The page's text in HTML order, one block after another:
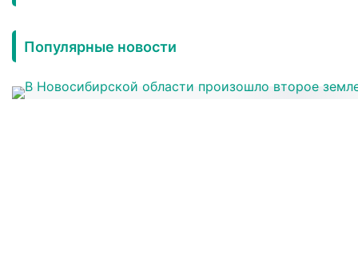
Популярные новости